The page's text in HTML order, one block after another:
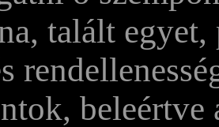
talált egyet,